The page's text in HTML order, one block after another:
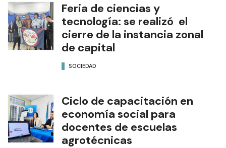
Feria de ciencias y
tecnología: se realizó el
cierre de la instancia zonal
de capital
SOCIEDAD
Ciclo de capacitación en
economía social para
docentes de escuelas
agrotécnicas